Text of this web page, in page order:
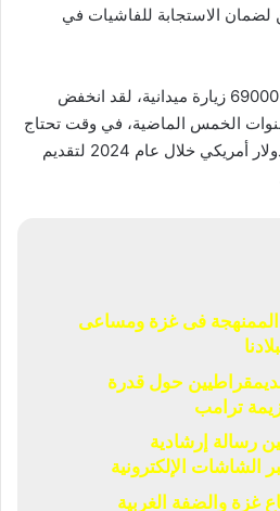
لضمان الاستجابة للفاشيات في
، وأجرت هذه الفرق أكثر من 69000 زيارة ميدانية، لقد انخفض
45%، في السنوات الخمس الماضية، في وقت تحتاج
فيه المنظمة إلى 77 مليون دولار أمريكي خلال عام 2024 لتقديم
الممنهجة فى غزة ومساعى
حول قدرة
ترامب
5 ملايين رسالة إرشادية
الشاشات الإلكترونية
غزة والضفة الغربية